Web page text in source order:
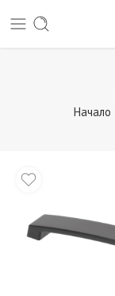
Начало